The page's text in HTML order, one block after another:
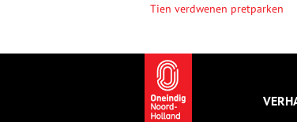
Tien verdwenen pretparken